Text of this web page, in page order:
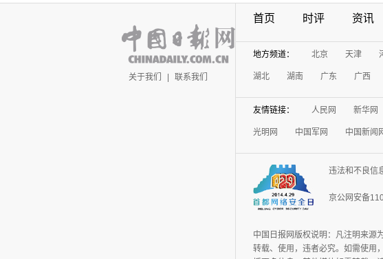
关于我们 联系我们
首页 时评 资讯
地方频道： 北京 天津
湖北 湖南 广东 广西
友情链接： 人民网 新华网
光明网 中国军网 中国新闻
违法和不良信
京公网安备
中国日报网版权说明：凡注明来源
转载、使用，违者必究。如需使用